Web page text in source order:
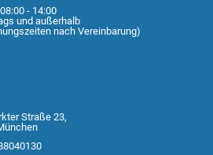
- 14:00
und außerhalb
nach Vereinbarung)
Straße 23,